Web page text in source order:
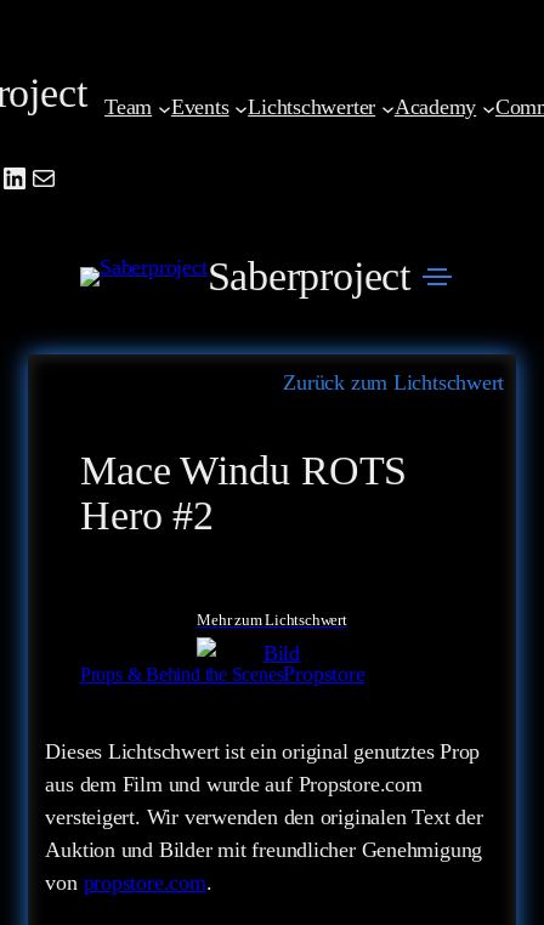
springen
Mail
Team Events Lichtschwerter Academy
Saberproject
Zurück zum Lichtschwert
Mace Windu ROTS
Hero #2
Mehr zum Lichtschwert
Props & Behind the ScenesPropstore
Dieses Lichtschwert ist ein original genutztes Prop
aus dem Film und wurde auf Propstore.com
versteigert. Wir verwenden den originalen Text der
Auktion und Bilder mit freundlicher Genehmigung
von propstore.com.